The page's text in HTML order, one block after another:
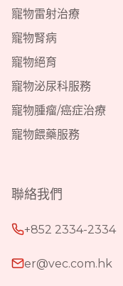
寵物雷射治療
寵物腎病
寵物絕育
寵物泌尿科服務
寵物腫瘤/癌症治療
寵物餵藥服務
聯絡我們
+852 2334-2334
er@vec.com.hk